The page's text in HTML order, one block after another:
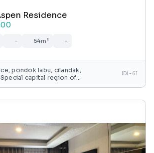
Residence
- 54m² -
pondok labu, cilandak,
capital region of
IDL-61